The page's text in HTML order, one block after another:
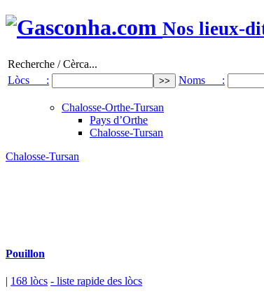
Nos lieux-
Recherche / Cèrca...
Lòcs :
Noms :
Chalosse-Orthe-Tursan
Pays d’Orthe
Chalosse-Tursan
Chalosse-Tursan
Pouillon
| 168 lòcs - liste rapide des lòcs